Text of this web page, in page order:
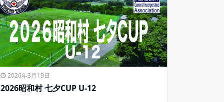
2026年3月19日
2026昭和村 七夕CUP U-12